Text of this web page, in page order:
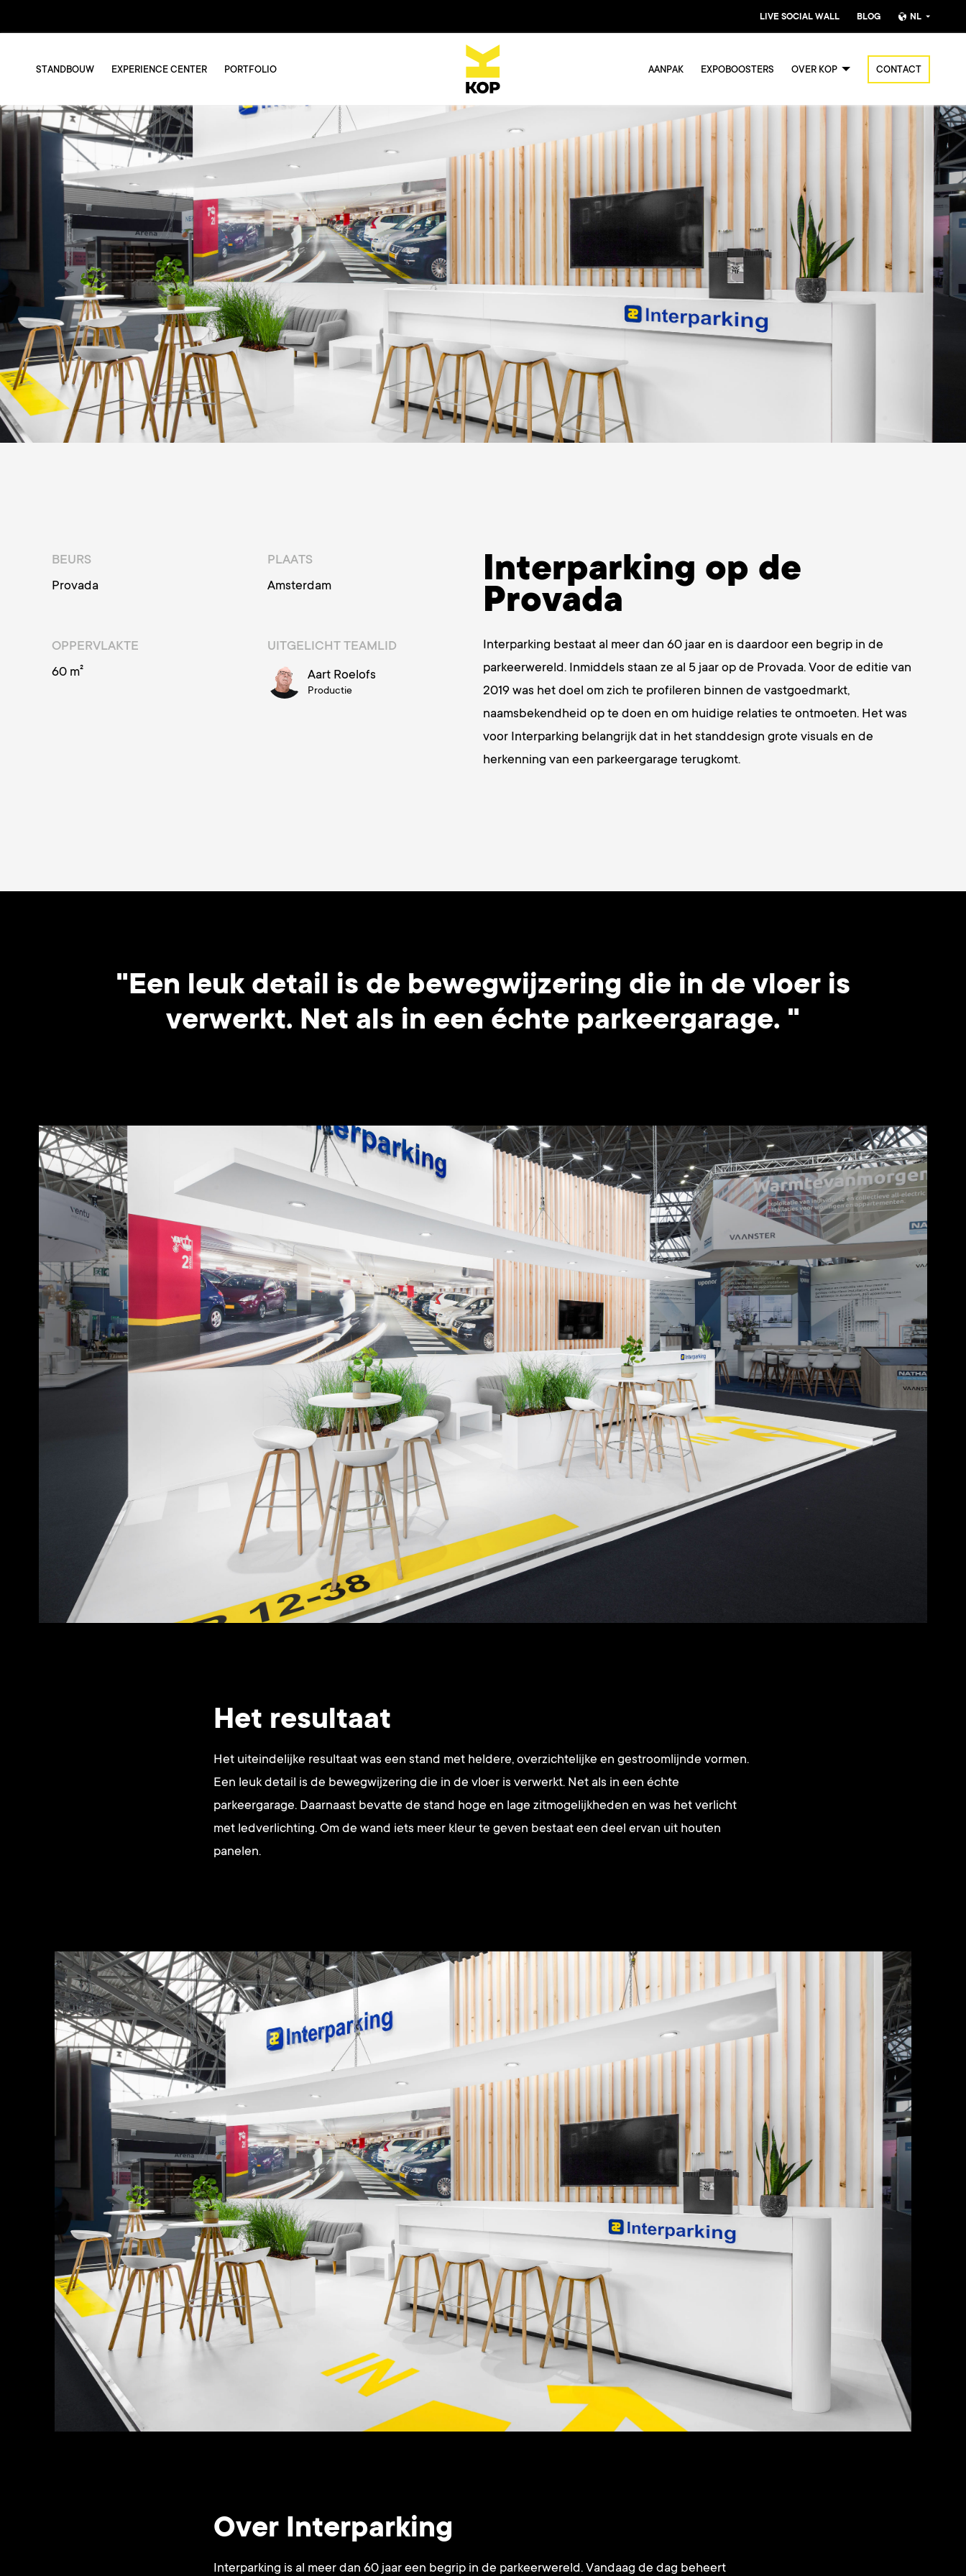
LIVE SOCIAL WALL BLOG NL
English (UK)
STANDBOUW EXPERIENCE CENTER PORTFOLIO AANPAK EXPOBOOSTERS OVER KOP CONTACT
BEURS
Provada
PLAATS
Amsterdam
OPPERVLAKTE
60 m²
UITGELICHT TEAMLID
Aart Roelofs
Productie
Interparking op de
Provada
Interparking bestaat al meer dan 60 jaar en is daardoor een begrip in de
parkeerwereld. Inmiddels staan ze al 5 jaar op de Provada. Voor de editie van
2019 was het doel om zich te profileren binnen de vastgoedmarkt,
naamsbekendheid op te doen en om huidige relaties te ontmoeten. Het was
voor Interparking belangrijk dat in het standdesign grote visuals en de
herkenning van een parkeergarage terugkomt.
"Een leuk detail is de bewegwijzering die in de vloer is
verwerkt. Net als in een échte parkeergarage. "
Het resultaat
Het uiteindelijke resultaat was een stand met heldere, overzichtelijke en gestroomlijnde vormen.
Een leuk detail is de bewegwijzering die in de vloer is verwerkt. Net als in een échte
parkeergarage. Daarnaast bevatte de stand hoge en lage zitmogelijkheden en was het verlicht
met ledverlichting. Om de wand iets meer kleur te geven bestaat een deel ervan uit houten
panelen.
Over Interparking
Interparking is al meer dan 60 jaar een begrip in de parkeerwereld. Vandaag de dag beheert